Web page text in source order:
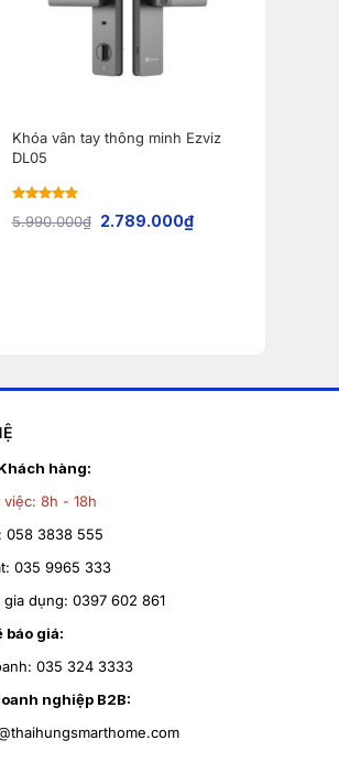
Khóa vân tay thông minh Ezviz
DL05
out of 5
5.990.000₫ 2.789.000₫
hàng:
việc: 8h - 18h
058 3838 555
035 9965 333
gia dụng: 0397 602 861
báo giá:
035 324 3333
nghiệp B2B: